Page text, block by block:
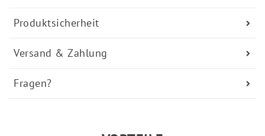
Produktsicherheit
Versand & Zahlung
Fragen?